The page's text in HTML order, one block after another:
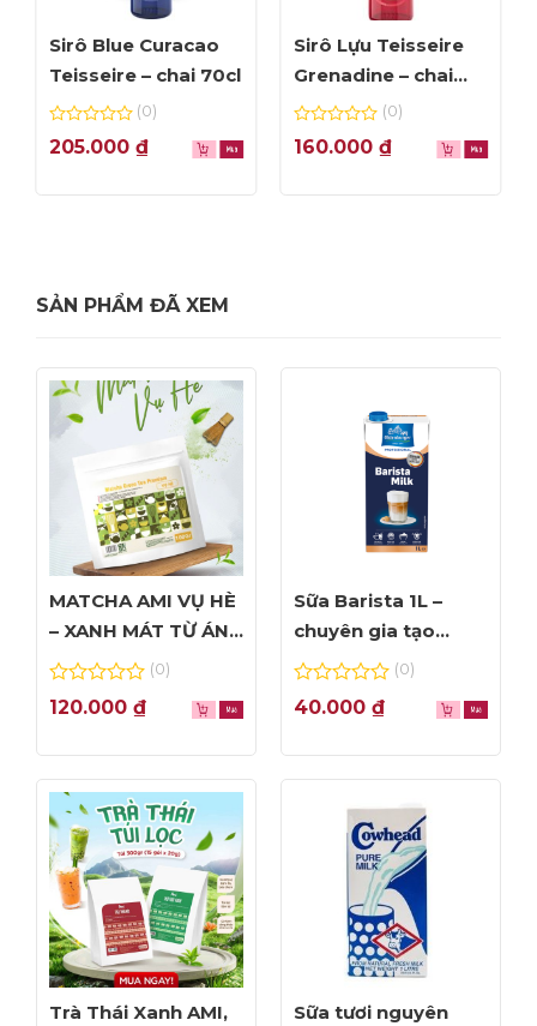
Sirô Blue Curacao
Teisseire – chai 70cl
0
out
5
(0)
205.000 ₫
Sirô Lựu Teisseire
Grenadine – chai
70cl
0
out
5
(0)
160.000 ₫
SẢN PHẨM ĐÃ XEM
MATCHA AMI VỤ HÈ
– XANH MÁT TỪ ÁNH
NHÌN ĐẦU TIÊN
0
out
5
(0)
120.000 ₫
Sữa Barista 1L –
chuyên gia tạo
Foam đỉnh cao
0
out
5
(0)
40.000 ₫
Trà Thái Xanh AMI,
Sữa tươi nguyên